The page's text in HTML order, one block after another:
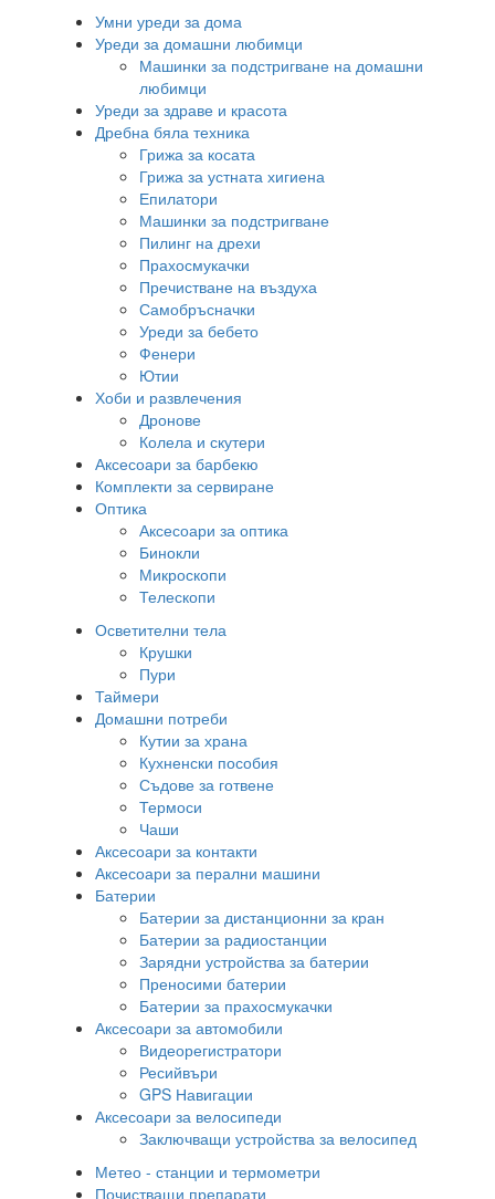
Умни уреди за дома
Уреди за домашни любимци
Машинки за подстригване на домашни
любимци
Уреди за здраве и красота
Дребна бяла техника
Грижа за косата
Грижа за устната хигиена
Епилатори
Машинки за подстригване
Пилинг на дрехи
Прахосмукачки
Пречистване на въздуха
Самобръсначки
Уреди за бебето
Фенери
Ютии
Хоби и развлечения
Дронове
Колела и скутери
Аксесоари за барбекю
Комплекти за сервиране
Оптика
Аксесоари за оптика
Бинокли
Микроскопи
Телескопи
Осветителни тела
Крушки
Пури
Таймери
Домашни потреби
Кутии за храна
Кухненски пособия
Съдове за готвене
Термоси
Чаши
Аксесоари за контакти
Аксесоари за перални машини
Батерии
Батерии за дистанционни за кран
Батерии за радиостанции
Зарядни устройства за батерии
Преносими батерии
Батерии за прахосмукачки
Аксесоари за автомобили
Видеорегистратори
Ресийвъри
GPS Навигации
Аксесоари за велосипеди
Заключващи устройства за велосипед
Метео - станции и термометри
Почистващи препарати